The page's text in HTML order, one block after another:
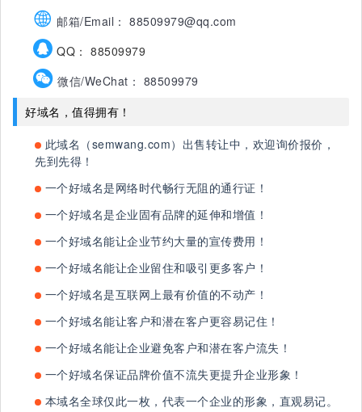
邮箱/Email： 88509979@qq.com
QQ： 88509979
微信/WeChat： 88509979
好域名，值得拥有！
此域名（semwang.com）出售转让中，欢迎询价报价，
先到先得！
一个好域名是网络时代畅行无阻的通行证！
一个好域名是企业固有品牌的延伸和增值！
一个好域名能让企业节约大量的宣传费用！
一个好域名能让企业留住和吸引更多客户！
一个好域名是互联网上最有价值的不动产！
一个好域名能让客户和潜在客户更容易记住！
一个好域名能让企业避免客户和潜在客户流失！
一个好域名保证品牌价值不流失更提升企业形象！
本域名全球仅此一枚，代表一个企业的形象，直观易记。